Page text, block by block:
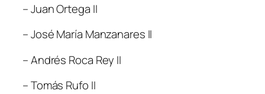
– Juan Ortega II
– José María Manzanares II
– Andrés Roca Rey II
– Tomás Rufo II